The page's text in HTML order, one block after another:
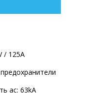
/ 125A
ac: 63kA